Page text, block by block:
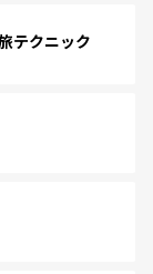
テクニック